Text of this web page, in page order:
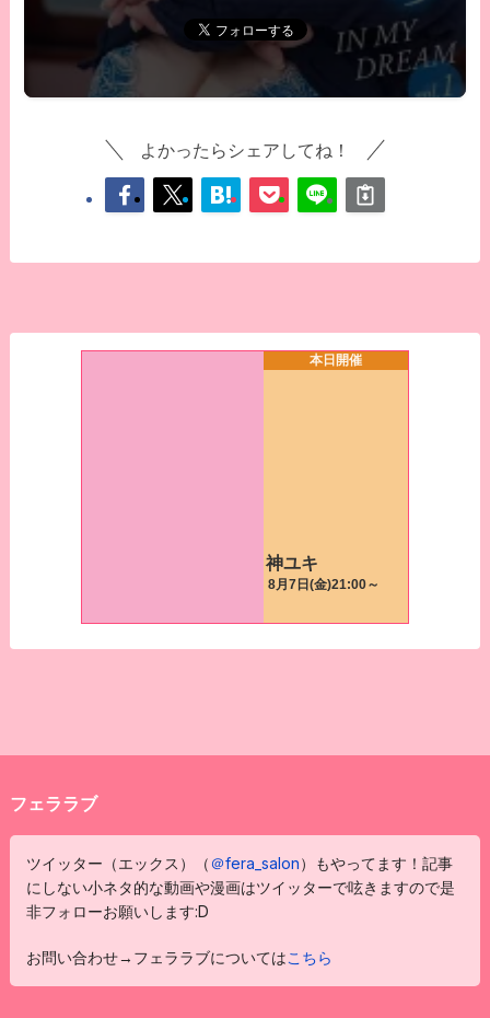
よかったらシェアしてね！
フェララブ
ツイッター（エックス）（＠fera_salon）もやってます！記事
にしない小ネタ的な動画や漫画はツイッターで呟きますので是
非フォローお願いします:D
お問い合わせ→フェララブについてはこちら